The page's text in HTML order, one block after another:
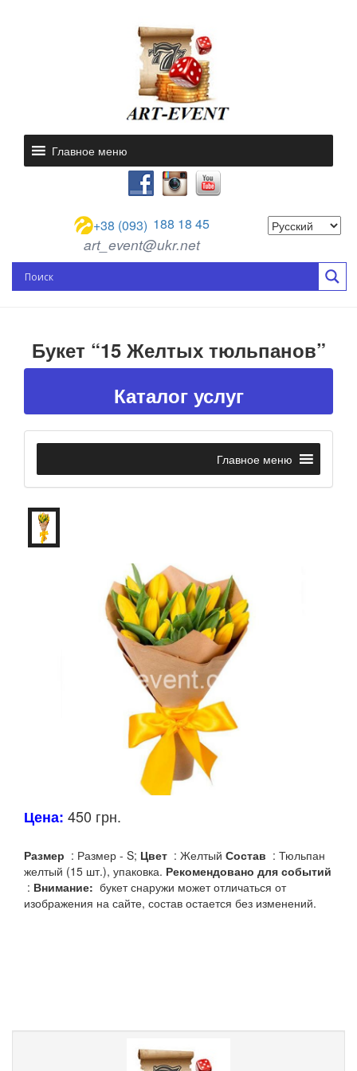
Главное меню
+38 (093) 188 18 45
art_event@ukr.net
Букет “15 Желтых тюльпанов”
Каталог услуг
Главное меню
Цена: 450 грн.
Размер : Размер - S; Цвет : Желтый Состав : Тюльпан
желтый (15 шт.), упаковка. Рекомендовано для событий
: Внимание: букет снаружи может отличаться от
изображения на сайте, состав остается без изменений.